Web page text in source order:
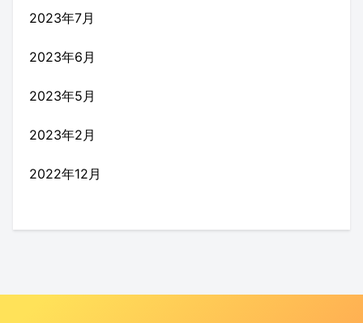
2023年7月
2023年6月
2023年5月
2023年2月
2022年12月